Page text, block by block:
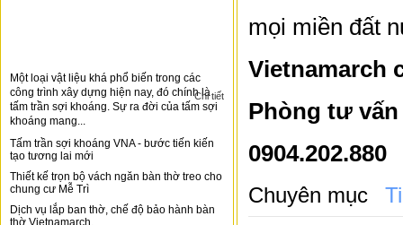
Một loại vật liệu khá phổ biến trong các
công trình xây dựng hiện nay, đó chính là
tấm trần sợi khoáng. Sự ra đời của tấm sợi
khoáng mang...
Chi tiết
Tấm trần sợi khoáng VNA - bước tiến kiến
tạo tương lai mới
Thiết kế trọn bộ vách ngăn bàn thờ treo cho
chung cư Mễ Trì
Dịch vụ lắp ban thờ, chế độ bảo hành bàn
mọi miền đất
Vietnamarch
Phòng tư
0904.202.880
Chuyên mục